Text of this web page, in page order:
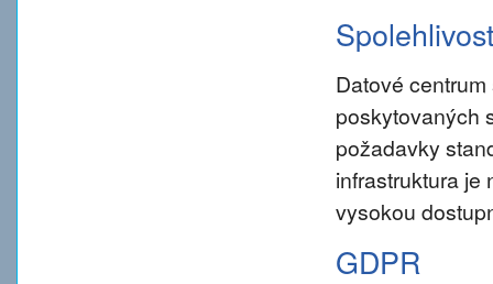
Spolehlivost
Datové
poskytovaných
požadavky
infrastruktura je
vysokou
GDPR